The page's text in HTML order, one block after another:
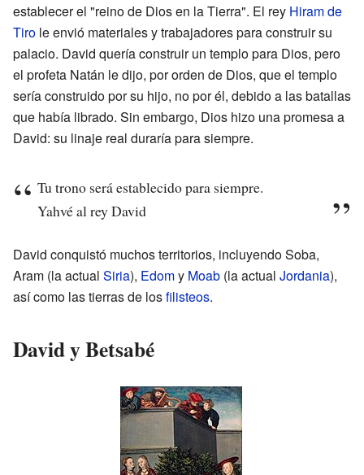
establecer el "reino de Dios en la Tierra". El rey Hiram de
Tiro le envió materiales y trabajadores para construir su
palacio. David quería construir un templo para Dios, pero
el profeta Natán le dijo, por orden de Dios, que el templo
sería construido por su hijo, no por él, debido a las batallas
que había librado. Sin embargo, Dios hizo una promesa a
David: su linaje real duraría para siempre.
Tu trono será establecido para siempre.
Yahvé al rey David
David conquistó muchos territorios, incluyendo Soba,
Aram (la actual Siria), Edomy Moab (la actual Jordania),
así como las tierras de losfilisteos.
David y Betsabé